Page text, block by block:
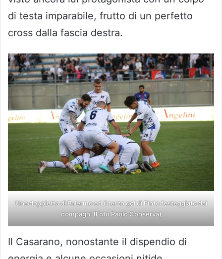
di testa imparabile, frutto di un perfetto
cross dalla fascia destra.
Una doppietta di Palermo ed il terzo gol di Pinto festeggiato dai
compagni (Foto Paolo Conserva)
Il Casarano, nonostante il dispendio di